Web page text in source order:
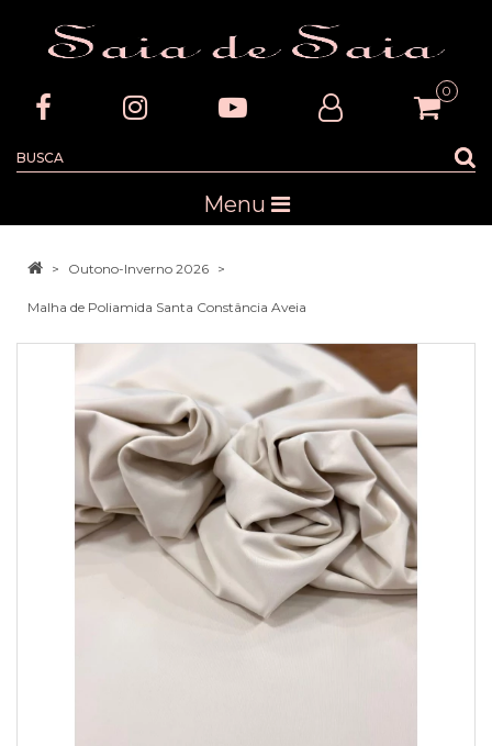
0
Menu
Outono-Inverno 2026
Malha de Poliamida Santa Constância Aveia